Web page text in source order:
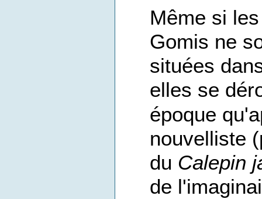
Même si
Gomis ne
situées
elles se
époque
nouvelliste
du Calepin
de